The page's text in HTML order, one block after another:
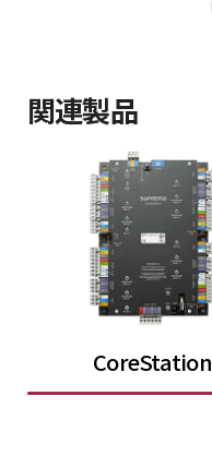
関連製品
CoreStation